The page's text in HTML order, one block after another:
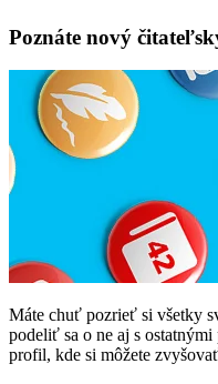
Poznáte nový
Máte chuť pozrieť si všetky
podeliť sa o ne aj s
profil, kde si môžete